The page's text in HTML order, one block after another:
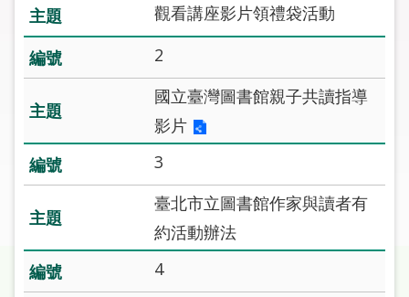
於
市
圖
線
申
請
常
問
答
觀看講座影片領禮袋活動
2
國立臺灣圖書館親子共讀指導
影片
3
臺北市立圖書館作家與讀者有
約活動辦法
4